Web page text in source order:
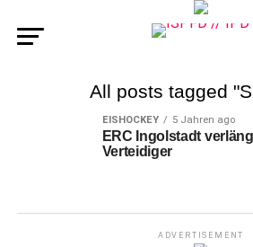
All posts tagged
EISHOCKEY 5 Jahren ago
ERC Ingolstadt
Verteidiger
ADVERTISEMENT